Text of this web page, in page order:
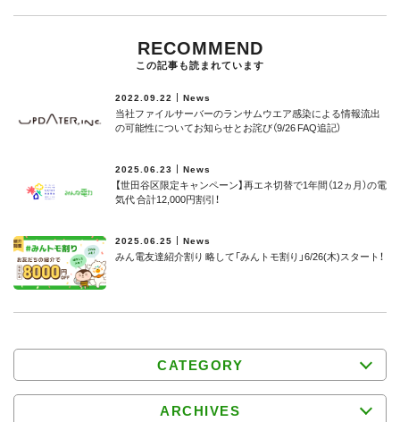
RECOMMEND
この記事も読まれています
2022.09.22 News
当社ファイルサーバーのランサムウエア感染による情報流出
の可能性についてお知らせとお詫び（9/26 FAQ追記）
2025.06.23 News
【世田谷区限定キャンペーン】再エネ切替で1年間（12ヵ月）の電
気代 合計12,000円割引！
2025.06.25 News
みん電友達紹介割り 略して「みんトモ割り」6/26(木)スタート！
CATEGORY
ARCHIVES